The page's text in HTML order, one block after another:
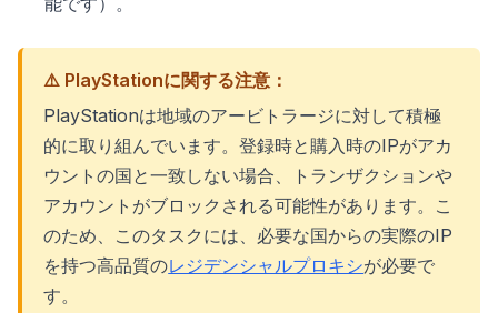
⚠️ PlayStationに関する注意：
PlayStationは地域のアービトラージに対して積極
的に取り組んでいます。登録時と購入時のIPがアカ
ウントの国と一致しない場合、トランザクションや
アカウントがブロックされる可能性があります。こ
のため、このタスクには、必要な国からの実際のIP
を持つ高品質のレジデンシャルプロキシが必要で
す。